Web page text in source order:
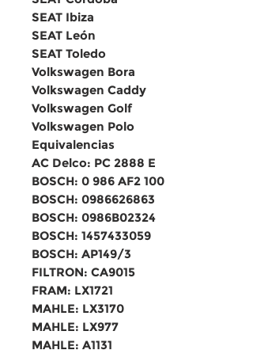
SEAT Ibiza
SEAT León
SEAT Toledo
Volkswagen Bora
Volkswagen Caddy
Volkswagen Golf
Volkswagen Polo
Equivalencias
AC Delco: PC 2888 E
BOSCH: 0 986 AF2 100
BOSCH: 0986626863
BOSCH: 0986B02324
BOSCH: 1457433059
BOSCH: AP149/3
FILTRON: CA9015
FRAM: LX1721
MAHLE: LX3170
MAHLE: LX977
MAHLE: A1131